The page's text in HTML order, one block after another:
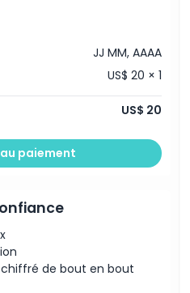
JJ MM, AAAA
US$ 20 × 1
US$ 20
paiement
de bout en bout